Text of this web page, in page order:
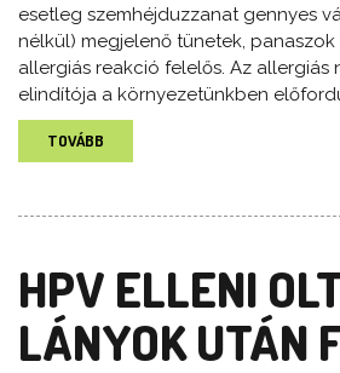
esetleg szemhéjduzzanat gennyes
nélkül) megjelenő tünetek,
allergiás reakció felelős. Az allergiás
elindítója a környezetünkben
TOVÁBB
HPV ELLENI
LÁNYOK UTÁN